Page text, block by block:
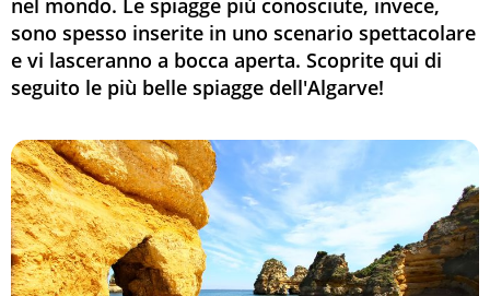
nel mondo. Le spiagge più conosciute, invece,
sono spesso inserite in uno scenario spettacolare
e vi lasceranno a bocca aperta. Scoprite qui di
seguito le più belle spiagge dell'Algarve!